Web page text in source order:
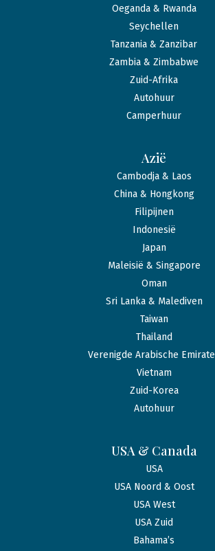
Oeganda & Rwanda
Seychellen
Tanzania & Zanzibar
Zambia & Zimbabwe
Zuid-Afrika
Autohuur
Camperhuur
Azië
Cambodja & Laos
China & Hongkong
Filipijnen
Indonesië
Japan
Maleisië & Singapore
Oman
Sri Lanka & Malediven
Taiwan
Thailand
Verenigde Arabische
Vietnam
Zuid-Korea
Autohuur
USA & Canada
USA
USA Noord & Oost
USA West
USA Zuid
Bahama’s